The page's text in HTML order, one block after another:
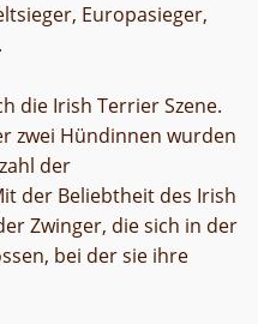
Europasieger,
die Irish Terrier Szene.
zwei Hündinnen wurden
der
der Beliebtheit des Irish
Zwinger, die sich in der
bei der sie ihre